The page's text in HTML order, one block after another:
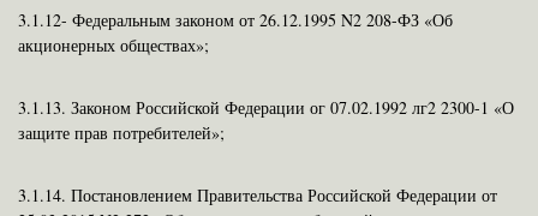
3.1.12- Федеральным законом от 26.12.1995 N2 208-ФЗ «Об
акционерных обществах»;
3.1.13. Законом Российской Федерации ог 07.02.1992 лг2 2300-1 «О
защите прав потребителей»;
3.1.14. Постановлением Правительства Российской Федерации от